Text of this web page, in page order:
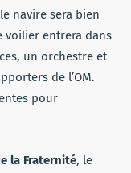
navire sera bien
voilier entrera dans
un orchestre et
de l’OM.
pour
la Fraternité, le